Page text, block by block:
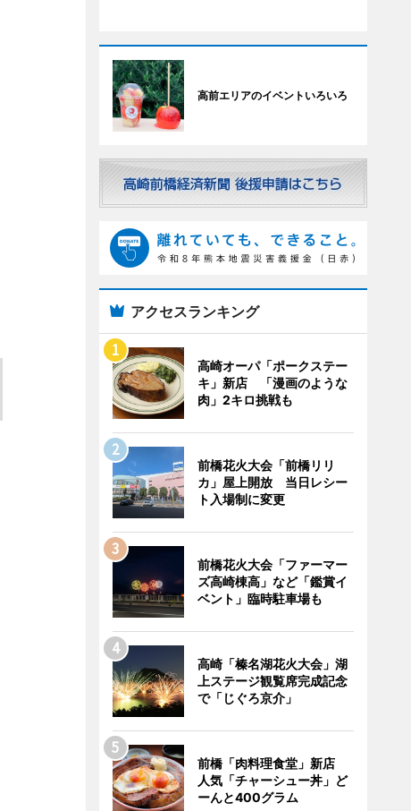
高前エリアのイベントいろいろ
アクセスランキング
高崎オーパ「ポークステー
キ」新店 「漫画のような
肉」2キロ挑戦も
前橋花火大会「前橋リリ
カ」屋上開放 当日レシー
ト入場制に変更
前橋花火大会「ファーマー
ズ高崎棟高」など「鑑賞イ
ベント」臨時駐車場も
高崎「榛名湖花火大会」湖
上ステージ観覧席完成記念
で「じぐろ京介」
前橋「肉料理食堂」新店
人気「チャーシュー丼」ど
ーんと400グラム